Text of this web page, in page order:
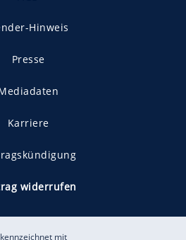
Hinweis
Presse
Karriere
widerrufen
mit